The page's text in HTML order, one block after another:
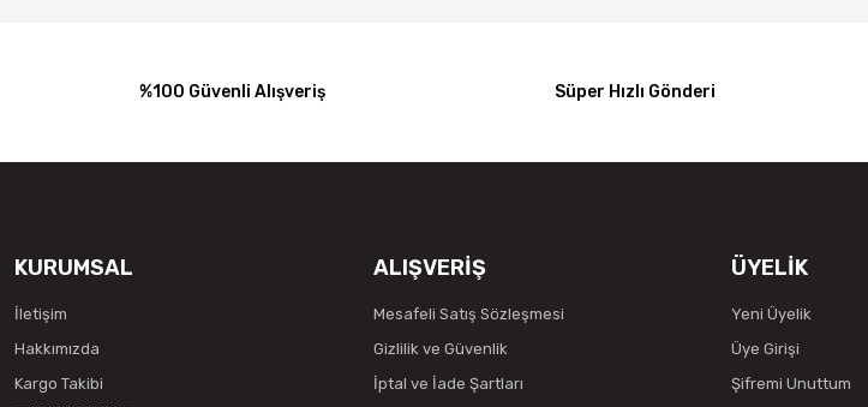
%100 Güvenli Alışveriş Süper Hızlı Gönderi
KURUMSAL
İletişim
Hakkımızda
Kargo Takibi
ALIŞVERİŞ
Mesafeli Satış Sözleşmesi
Gizlilik ve Güvenlik
İptal ve İade Şartları
ÜYELİK
Yeni Üyelik
Üye Girişi
Şifremi Unuttum